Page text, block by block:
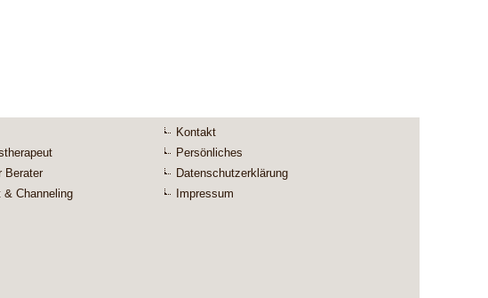
Berater
& Channeling
Kontakt
Persönliches
Datenschutzerklärung
Impressum